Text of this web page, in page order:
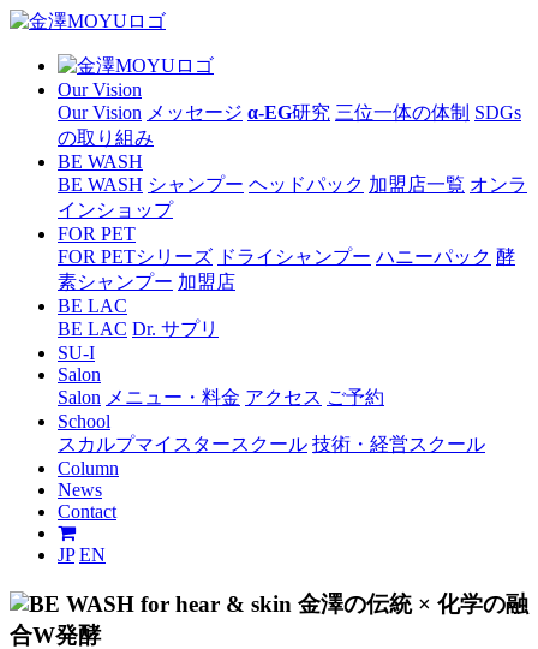
Our Vision
Our Vision メッセージ α-EG研究 三位一体の体制 SDGs
の取り組み
BE WASH
BE WASH シャンプー ヘッドパック 加盟店一覧 オンラ
インショップ
FOR PET
FOR PETシリーズ ドライシャンプー ハニーパック 酵
素シャンプー 加盟店
BE LAC
BE LAC Dr. サプリ
SU-I
Salon
Salon メニュー・料金 アクセス ご予約
School
スカルプマイスタースクール 技術・経営スクール
Column
News
Contact
JP EN
金澤の伝統 × 化学の融
合W発酵